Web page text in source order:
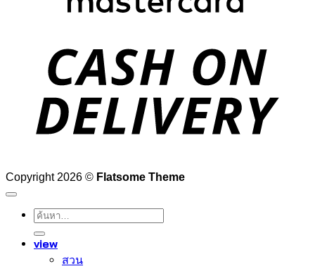
Copyright 2026 © Flatsome Theme
ค้นหา:
view
สวน